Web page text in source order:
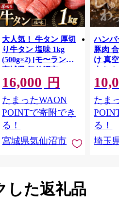
大人気！ 牛タン 厚切
り牛タン 塩味 1kg
(500g×2) [モ〜ランド
宮城県 気仙沼市
20564660] 肉 牛肉 精肉
牛たん 牛タン塩 牛た
ん塩 冷凍 焼肉 BBQ ア
ウトドア バーベキュ
ー 厚切り タン
16,000 円
たまったWAON
POINTで寄附でき
る！
宮城県気仙沼市
ハンバ
豚肉
け 真
大き
保存
淡路島
ポーク
き肉
ず 惣
まみ
んのお
たま
る！
埼玉
した返礼品